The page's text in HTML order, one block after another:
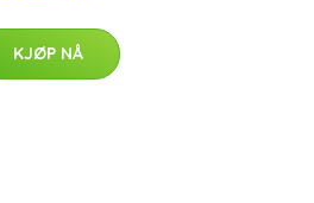
KJØP NÅ